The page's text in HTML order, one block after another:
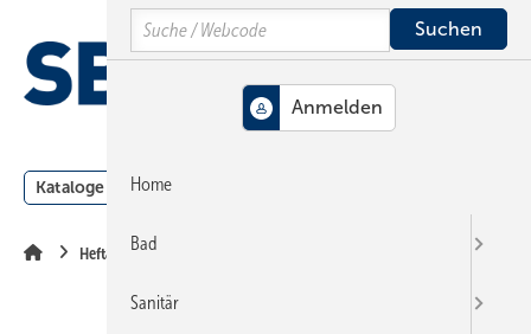
Hauptinhalt
Hauptmenü
SiteSearch
Kataloge Meldungen
Heftarchiv
Search
Home
Bad
Sanitär